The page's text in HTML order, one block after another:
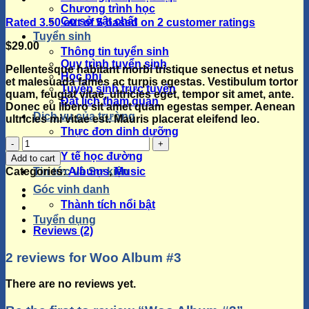
Chương trình học
Cơ sở vật chất
Tuyển sinh
Thông tin tuyển sinh
Quy trình tuyển sinh
Học phí
Tuyển sinh trực tuyến
Đặt lịch tham quan
Dịch vụ của trường
Thực đơn dinh dưỡng
Y tế học đường
Tin tức và Sự kiện
Góc vinh danh
Thành tích nổi bật
Tuyển dụng
Rated 3.50out of 5 based on 2 customer ratings
$29.00
Pellentesque habitant morbi tristique senectus et netus
et malesuada fames ac turpis egestas. Vestibulum tortor
quam, feugiat vitae, ultricies eget, tempor sit amet, ante.
Donec eu libero sit amet quam egestas semper. Aenean
ultricies mi vitae est. Mauris placerat eleifend leo.
Woo
Album
#3
quantity
Add to cart
Categories:Albums,Music
Reviews (2)
2 reviews forWoo Album #3
There are no reviews yet.